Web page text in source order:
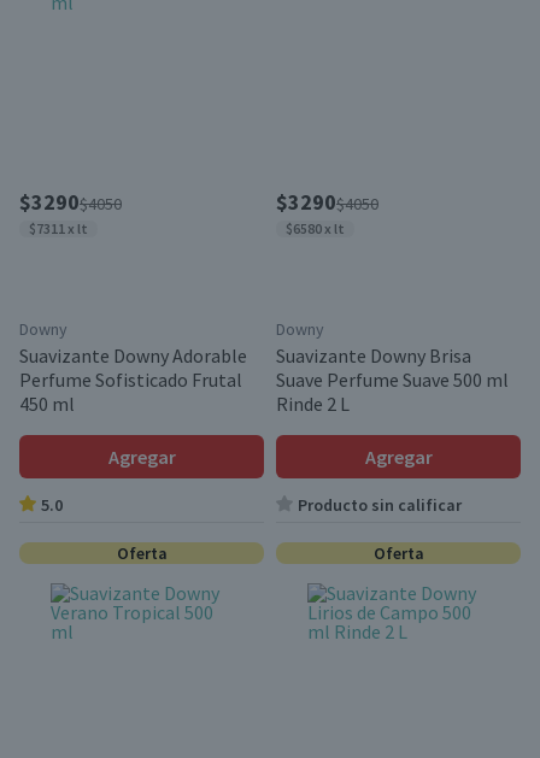
$3290$4050
$7311 x lt
Downy
Suavizante Downy Adorable
Perfume Sofisticado Frutal
450 ml
Agregar
5.0
$3290$4050
$6580 x lt
Downy
Suavizante Downy Brisa
Suave Perfume Suave 500 ml
Rinde 2 L
Agregar
Producto sin calificar
Oferta Oferta